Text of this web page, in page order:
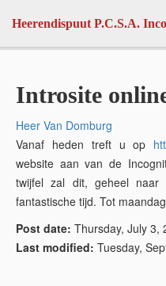
Heerendispuut P.C.S.A.
Introsite
Heer Van Domburg
Vanaf heden treft u op
website aan van de
twijfel zal dit, geheel naar
fantastische tijd. Tot
Post date: Thursday, July 3,
Last modified: Tuesday,